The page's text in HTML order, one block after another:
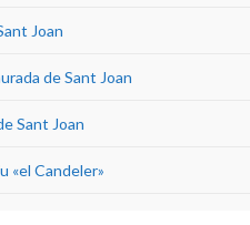
Joan
de Sant Joan
Sant Joan
«el Candeler»